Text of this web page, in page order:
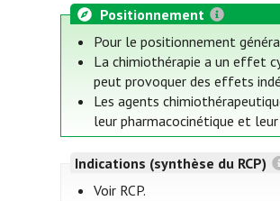
Positionnement
Pour le positionnement
La chimiothérapie a un effet
peut provoquer des effets
Les agents
leur pharmacocinétique et
Indications (synthèse du RCP)
Voir RCP.